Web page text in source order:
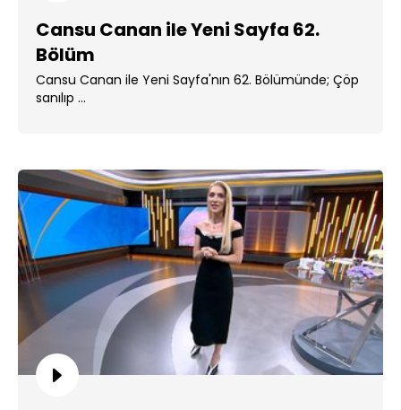
Cansu Canan ile Yeni Sayfa 62.
Bölüm
Cansu Canan ile Yeni Sayfa'nın 62. Bölümünde; Çöp
sanılıp ...